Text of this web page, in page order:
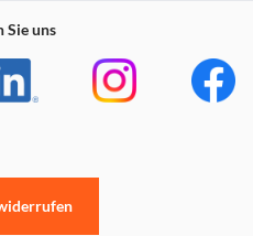
Sie uns